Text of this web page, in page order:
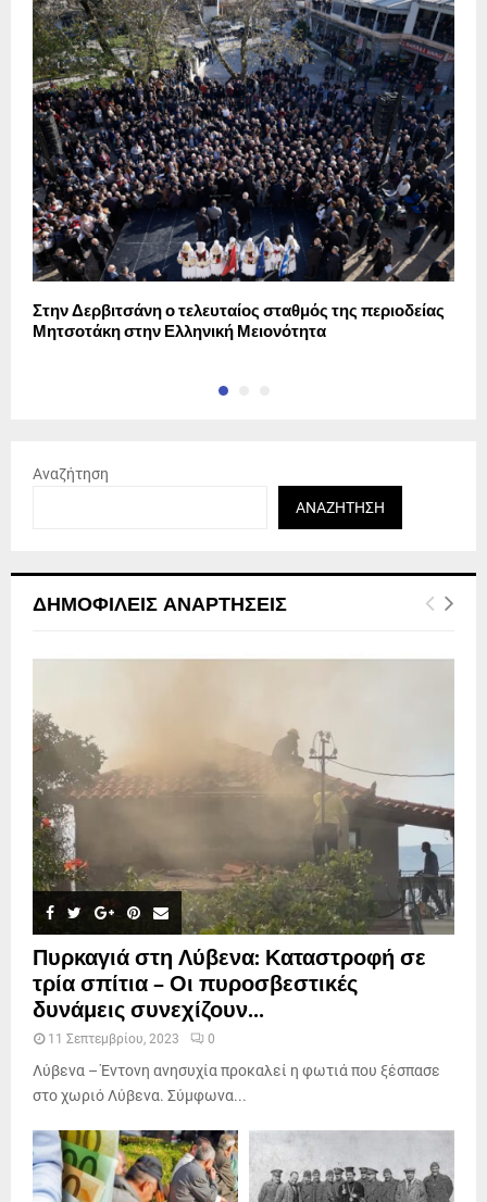
Στην Δερβιτσάνη ο τελευταίος σταθμός της περιοδείας
Μητσοτάκη στην Ελληνική Μειονότητα
Αναζήτηση
ΑΝΑΖΉΤΗΣΗ
ΔΗΜΟΦΙΛΕΊΣ ΑΝΑΡΤΉΣΕΙΣ
Πυρκαγιά στη Λύβενα: Καταστροφή σε
τρία σπίτια – Οι πυροσβεστικές
δυνάμεις συνεχίζουν...
11 Σεπτεμβρίου, 2023 0
Λύβενα – Έντονη ανησυχία προκαλεί η φωτιά που ξέσπασε
στο χωριό Λύβενα. Σύμφωνα...